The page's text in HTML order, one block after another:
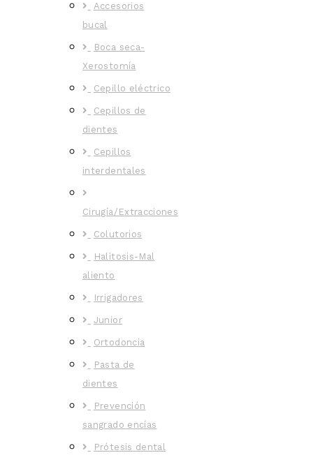
Accesorios
bucal
Boca seca-
Xerostomía
Cepillo eléctrico
Cepillos de
dientes
Cepillos
interdentales
Cirugía/Extracciones
Colutorios
Halitosis-Mal
aliento
Irrigadores
Junior
Ortodoncia
Pasta de
dientes
Prevención
sangrado encías
Prótesis dental